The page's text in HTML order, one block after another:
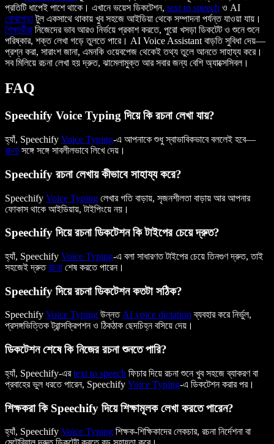
প্রতিটি ধাপেই পাশে থাকে। এখানে ভয়েস ডিকটেশন, text to speech ও AI
বোঝাপড়াটুল একসাথে থাকায় খুব সহজে আইডিয়া থেকে সম্পাদনা পর্যন্ত যাওয়া যায়।
শিক্ষার্থীরা নিজেদের ভাব আরও নির্ভয়ে প্রকাশ করতে, পুরো খসড়া ডিকটেট ও শুনে শুনে
পরিষ্কার, শক্ত লেখা গড়ে তুলতে পারে। AI Voice Assistant বাড়তি সুবিধা দেয়—
প্রশ্ন করা, সারাংশ জানা, এমনকি ওয়েবপেজ থেকেই তথ্য তুলে আনতে সাহায্য করে।
সব মিলিয়ে রচনা লেখা হয় দ্রুত, ঝামেলামুক্ত আর সবার জন্য বেশি অ্যাক্সেসিবল।
FAQ
Speechify Voice Typing দিয়ে কি রচনা লেখা যায়?
হ্যাঁ, Speechify Voice Typing-এ আপনাকে শুধু স্বাভাবিকভাবে বললেই হবে—
রচনা সঙ্গে সঙ্গে সাবলীলভাবে লিখে দেয়।
Speechify রচনা লেখায় কীভাবে সাহায্য করে?
Speechify Voice Typing লেখার গতি বাড়ায়, সৃজনশীলতা বাড়ায় আর আপনার
ফোকাস থাকে আইডিয়ায়, টাইপিংয়ে নয়।
Speechify দিয়ে রচনা ডিকটেশন কি টাইপের চেয়ে দ্রুত?
হ্যাঁ, Speechify Voice Typing-এ বলা সাধারণত টাইপের চেয়ে তিনগুণ দ্রুত, তাই
সহজেই দ্রুতরচনা শেষ করতে পারেন।
Speechify দিয়ে রচনা ডিকটেশন কতটা সঠিক?
Speechify Voice Typing উন্নত AI voice dictation ব্যবহার করে নির্ভুল,
প্রসঙ্গভিত্তিক ট্রান্সক্রিপশন ও ঠিকঠাক ছেদচিহ্ন বসিয়ে দেয়।
ডিকটেশন শেষে কি নিজের রচনা শুনতে পারি?
হ্যাঁ, Speechify-এরtext to speech ফিচার দিয়ে রচনা শুনে খুব সহজে ব্যাকরণ বা
প্রবাহের ভুল ধরতে পারেন, Speechify Voice Typing-এ ডিকটেশন করার পর।
শিক্ষকরা কি Speechify দিয়ে শিক্ষামূলক লেখা করতে পারেন?
হ্যাঁ, Speechify Voice Typing শিক্ষক-শিক্ষিকাদের লেকচার, রচনা নির্দেশনা বা